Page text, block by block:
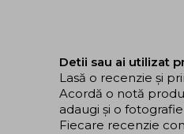
Detii sau ai utilizat
Lasă o recenzie și
Acordă o notă
adaugi și o
Fiecare recenzie